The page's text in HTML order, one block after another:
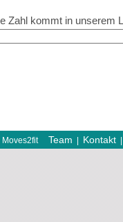
Zahl kommt in unserem
Team Kontakt